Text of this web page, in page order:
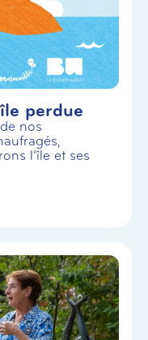
perdue
nos
l’île et ses